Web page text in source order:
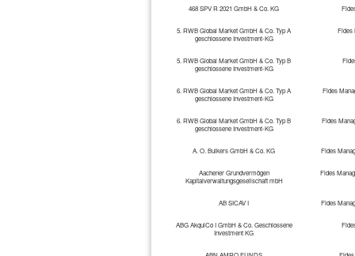
468 SPV R 2021 GmbH & Co. KG
5. RWB Global Market GmbH & Co. Typ A
geschlossene Investment-KG
Fides
5. RWB Global Market GmbH & Co. Typ B
geschlossene Investment-KG
6. RWB Global Market GmbH & Co. Typ A
geschlossene Investment-KG
Fides
6. RWB Global Market GmbH & Co. Typ B
geschlossene Investment-KG
Fides
A. O. Bulkers GmbH & Co. KG Fides
Aachener Grundvermögen
Kapitalverwaltungsgesellschaft mbH
Fides
AB SICAV I Fides
ABG AkquiCo I GmbH & Co. Geschlossene
Investment KG